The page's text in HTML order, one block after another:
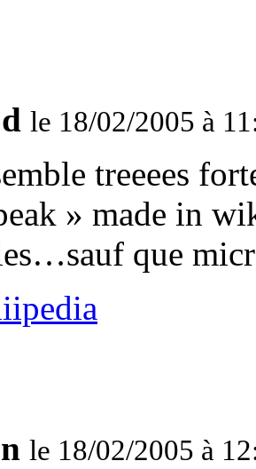
le 18/02/2005 à
treeees
» made in
que
le 18/02/2005 à